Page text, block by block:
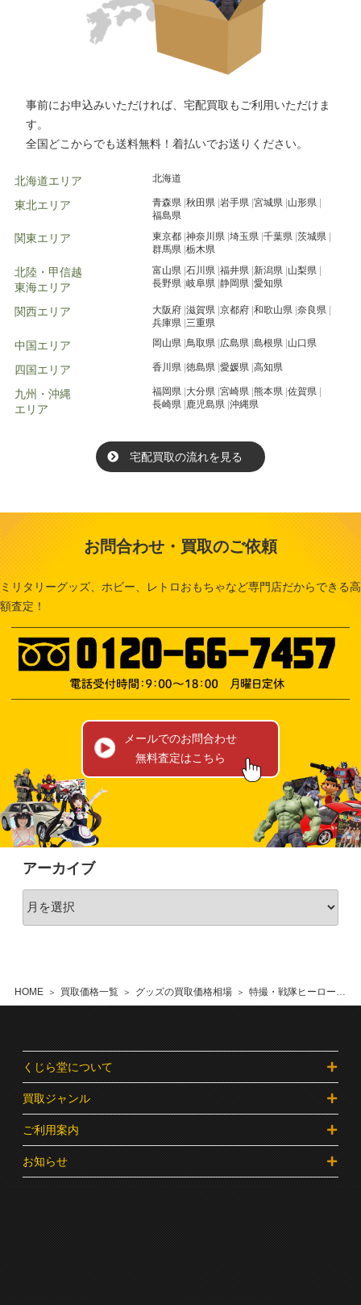
HOME 買取価格一覧 グッズの買取価格相場 特撮・戦隊ヒーローグッズの買取価格相場
事前にお申込みいただければ、宅配買取もご利用いただけま
す。
全国どこからでも送料無料！着払いでお送りください。
北海道エリア 北海道
東北エリア 青森県 秋田県 岩手県 宮城県 山形県
福島県
関東エリア 東京都 神奈川県 埼玉県 千葉県 茨城県
群馬県 栃木県
北陸・甲信越
東海エリア
富山県 石川県 福井県 新潟県 山梨県
長野県 岐阜県 静岡県 愛知県
関西エリア 大阪府 滋賀県 京都府 和歌山県 奈良県
兵庫県 三重県
中国エリア 岡山県 鳥取県 広島県 島根県 山口県
四国エリア 香川県 徳島県 愛媛県 高知県
九州・沖縄
エリア
福岡県 大分県 宮崎県 熊本県 佐賀県
長崎県 鹿児島県 沖縄県
宅配買取の流れを見る
お問合わせ・買取のご依頼
ミリタリーグッズ、ホビー、レトロおもちゃなど専門店だからできる高
額査定！
メールでのお問合わせ
無料査定はこちら
アーカイブ
くじら堂について
買取ジャンル
ご利用案内
お知らせ